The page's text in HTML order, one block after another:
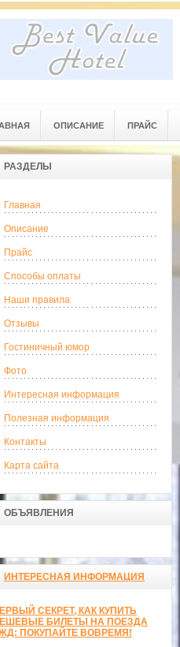
ОПИСАНИЕ ПРАЙС
РАЗДЕЛЫ
Главная
Описание
Прайс
Способы оплаты
Наши правила
Отзывы
Гостиничный юмор
Фото
Интересная информация
Полезная информация
Контакты
Карта сайта
ОБЪЯВЛЕНИЯ
ИНТЕРЕСНАЯ ИНФОРМАЦИЯ
СЕКРЕТ, КАК КУПИТЬ
БИЛЕТЫ НА ПОЕЗДА
ПОКУПАЙТЕ ВОВРЕМЯ!